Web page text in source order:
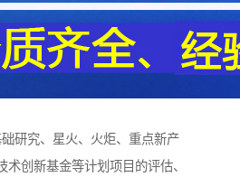
研究、星火、火炬、重点新产
术创新基金等计划项目的评估、